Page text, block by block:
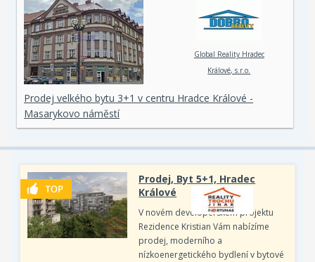
Global Reality Hradec
Králové, s.r.o.
Prodej velkého bytu 3+1 v centru Hradce Králové -
Masarykovo náměstí
Prodej, Byt 5+1, Hradec
Králové
V novém developerském projektu
Rezidence Kristian Vám nabízíme
prodej, moderního a
nízkoenergetického bydlení v bytové